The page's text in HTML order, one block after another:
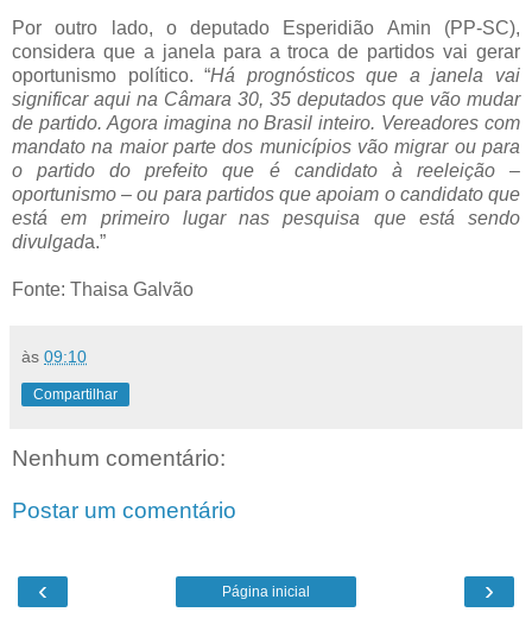
Por outro lado, o deputado Esperidião Amin (PP-SC),
considera que a janela para a troca de partidos vai gerar
oportunismo político. “Há prognósticos que a janela vai
significar aqui na Câmara 30, 35 deputados que vão mudar
de partido. Agora imagina no Brasil inteiro. Vereadores com
mandato na maior parte dos municípios vão migrar ou para
o partido do prefeito que é candidato à reeleição –
oportunismo – ou para partidos que apoiam o candidato que
está em primeiro lugar nas pesquisa que está sendo
divulgada.”
Fonte: Thaisa Galvão
às 09:10
Compartilhar
Nenhum comentário:
Postar um comentário
‹ ›
Página inicial